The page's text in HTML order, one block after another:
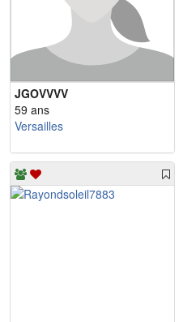
JGOVVVV
59 ans
Versailles